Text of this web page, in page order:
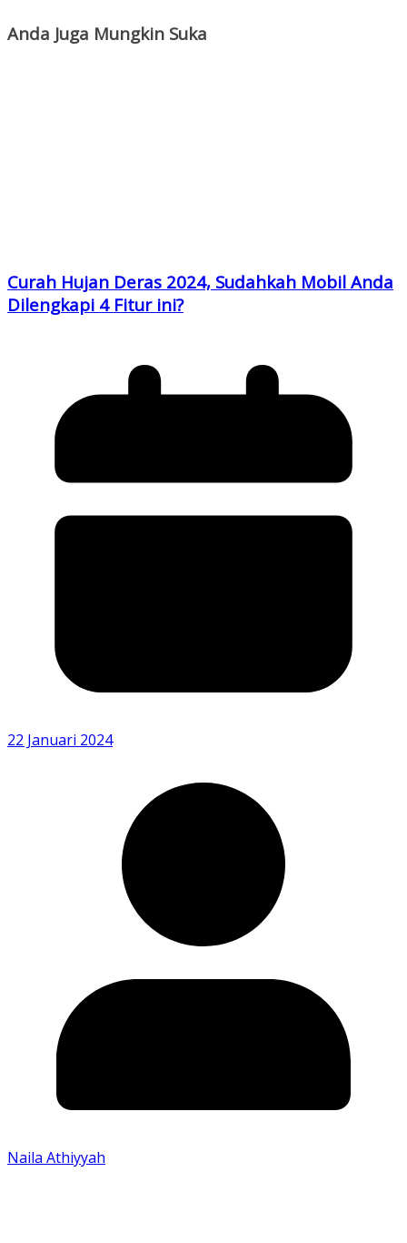
Anda Juga Mungkin Suka
Curah Hujan Deras 2024, Sudahkah Mobil Anda
Dilengkapi 4 Fitur ini?
22 Januari 2024
Naila Athiyyah